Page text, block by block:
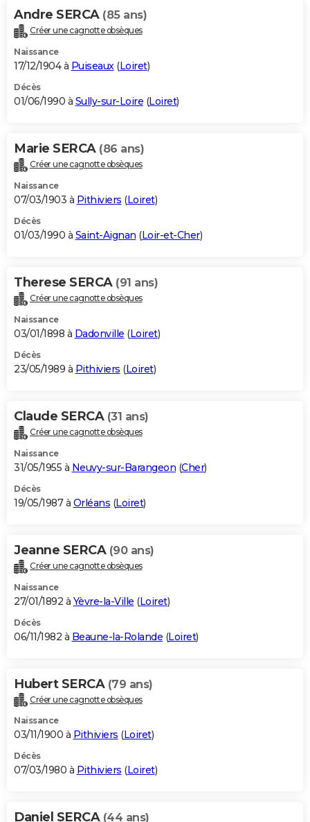
Andre SERCA (85 ans)
Créer une cagnotte obsèques
Naissance
17/12/1904 à Puiseaux(Loiret)
Décès
01/06/1990 à Sully-sur-Loire (Loiret)
Marie SERCA (86 ans)
Créer une cagnotte obsèques
Naissance
07/03/1903 à Pithiviers (Loiret)
Décès
01/03/1990 à Saint-Aignan (Loir-et-Cher)
Therese SERCA (91 ans)
Créer une cagnotte obsèques
Naissance
03/01/1898 à Dadonville (Loiret)
Décès
23/05/1989 à Pithiviers (Loiret)
Claude SERCA (31 ans)
Créer une cagnotte obsèques
Naissance
31/05/1955 à Neuvy-sur-Barangeon (Cher)
Décès
19/05/1987 à Orléans (Loiret)
Jeanne SERCA (90 ans)
Créer une cagnotte obsèques
Naissance
27/01/1892 à Yèvre-la-Ville (Loiret)
Décès
06/11/1982 à Beaune-la-Rolande (Loiret)
Hubert SERCA (79 ans)
Créer une cagnotte obsèques
Naissance
03/11/1900 à Pithiviers (Loiret)
Décès
07/03/1980 à Pithiviers (Loiret)
Daniel SERCA (44 ans)